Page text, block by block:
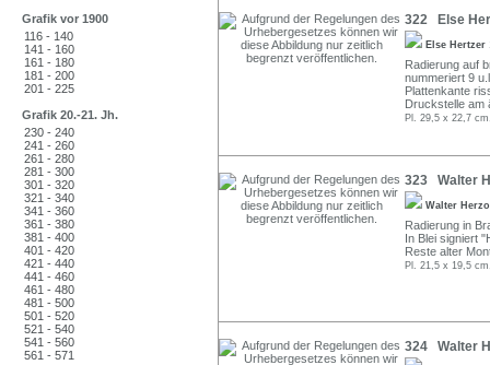
Grafik vor 1900
116 - 140
141 - 160
161 - 180
181 - 200
201 - 225
Grafik 20.-21. Jh.
230 - 240
241 - 260
261 - 280
281 - 300
301 - 320
321 - 340
341 - 360
361 - 380
381 - 400
401 - 420
421 - 440
441 - 460
461 - 480
481 - 500
501 - 520
521 - 540
541 - 560
561 - 571
322 Else
Else Hertzer
Radierung auf
nummeriert 9
Plattenkante
Druckstelle am
Pl. 29,5 x 22,7
323 Walter
Walter
Radierung in
In Blei signiert
Reste alter
Pl. 21,5 x 19,5
324 Walter